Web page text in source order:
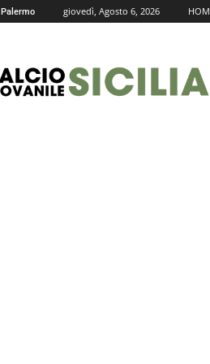
Palermo giovedì, Agosto 6, 2026
Giovanile
Sicilia